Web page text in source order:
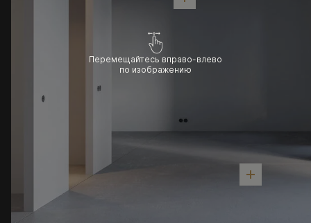
Перемещайтесь вправо-влево
по изображению